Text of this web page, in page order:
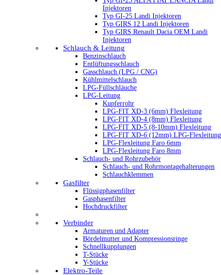
Injektoren
Typ GI-25 Landi Injektoren
Typ GIRS 12 Landi Injektoren
Typ GIRS Renault Dacia OEM Landi
Injektoren
Schlauch & Leitung
Benzinschlauch
Entlüftungsschlauch
Gasschlauch (LPG / CNG)
Kühlmittelschlauch
LPG-Füllschläuche
LPG-Leitung
Kupferrohr
LPG-FIT XD-3 (6mm) Flexleitung
LPG-FIT XD-4 (8mm) Flexleitung
LPG-FIT XD-5 (8-10mm) Flexleitung
LPG-FIT XD-6 (12mm) LPG-Flexleitung
LPG-Flexleitung Faro 6mm
LPG-Flexleitung Faro 8mm
Schlauch- und Rohrzubehör
Schlauch- und Rohrmontagehalterungen
Schlauchklemmen
Gasfilter
Flüssigphasenfilter
Gasphasenfilter
Hochdruckfilter
Verbinder
Armaturen und Adapter
Bördelmutter und Kompressionsringe
Schnellkupplungen
T-Stücke
Y-Stücke
Elektro-Teile